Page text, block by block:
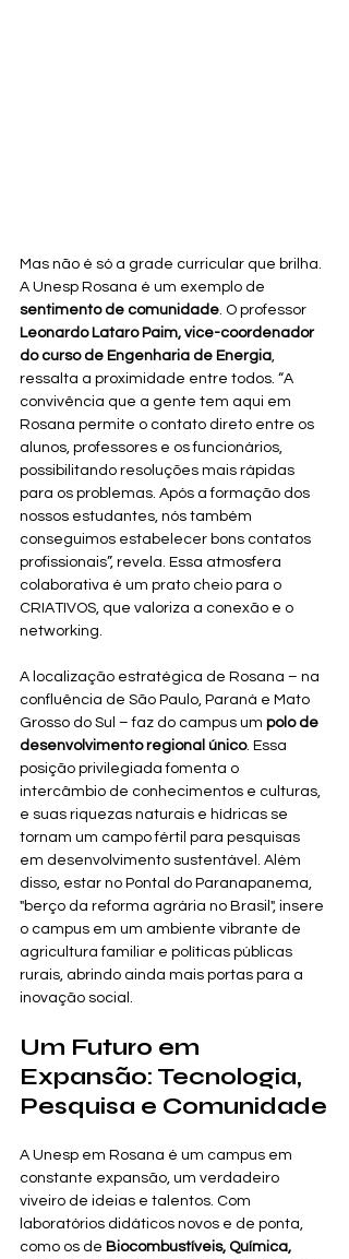
Mas não é só a grade curricular que brilha.
A Unesp Rosana é um exemplo de
sentimento de comunidade . O professor
Leonardo Lataro Paim, vice-coordenador
do curso de Engenharia de Energia
ressalta a proximidade entre todos. “A
convivência que a gente tem aqui em
Rosana permite o contato direto entre os
alunos, professores e os funcionários,
possibilitando resoluções mais rápidas
para os problemas. Após a formação dos
nossos estudantes, nós também
conseguimos estabelecer bons contatos
profissionais”, revela. Essa atmosfera
colaborativa é um prato cheio para o
CRIATIVOS, que valoriza a conexão e o
networking.
A localização estratégica de Rosana – na
confluência de São Paulo, Paraná e Mato
Grosso do Sul – faz do campus um polo de
desenvolvimento regional único. Essa
posição privilegiada fomenta o
intercâmbio de conhecimentos e culturas,
e suas riquezas naturais e hídricas se
tornam um campo fértil para pesquisas
em desenvolvimento sustentável. Além
disso, estar no Pontal do Paranapanema,
"berço da reforma agrária no Brasil", insere
o campus em um ambiente vibrante de
agricultura familiar e políticas públicas
rurais, abrindo ainda mais portas para a
inovação social.
Um Futuro em
Expansão: Tecnologia,
Pesquisa e Comunidade
A Unesp em Rosana é um campus em
constante expansão, um verdadeiro
viveiro de ideias e talentos. Com
laboratórios didáticos novos e de ponta,
como os de Biocombustíveis, Química,